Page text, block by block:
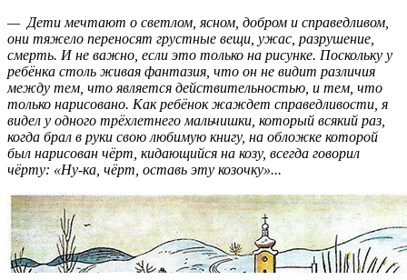
— Дети мечтают о светлом, ясном, добром и справедливом,
они тяжело переносят грустные вещи, ужас, разрушение,
смерть. И не важно, если это только на рисунке. Поскольку у
ребёнка столь живая фантазия, что он не видит различия
между тем, что является действительностью, и тем, что
только нарисовано. Как ребёнок жаждет справедливости, я
видел у одного трёхлетнего мальчишки, который всякий раз,
когда брал в руки свою любимую книгу, на обложке которой
был нарисован чёрт, кидающийся на козу, всегда говорил
чёрту: «Ну-ка, чёрт, оставь эту козочку»...